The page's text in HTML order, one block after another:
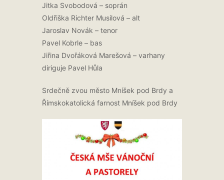
Jitka Svobodová – soprán
Oldřiška Richter Musilová – alt
Jaroslav Novák – tenor
Pavel Kobrle – bas
Jiřina Dvořáková Marešová – varhany
diriguje Pavel Hůla
Srdečně zvou město Mníšek pod Brdy a
Římskokatolická farnost Mníšek pod Brdy